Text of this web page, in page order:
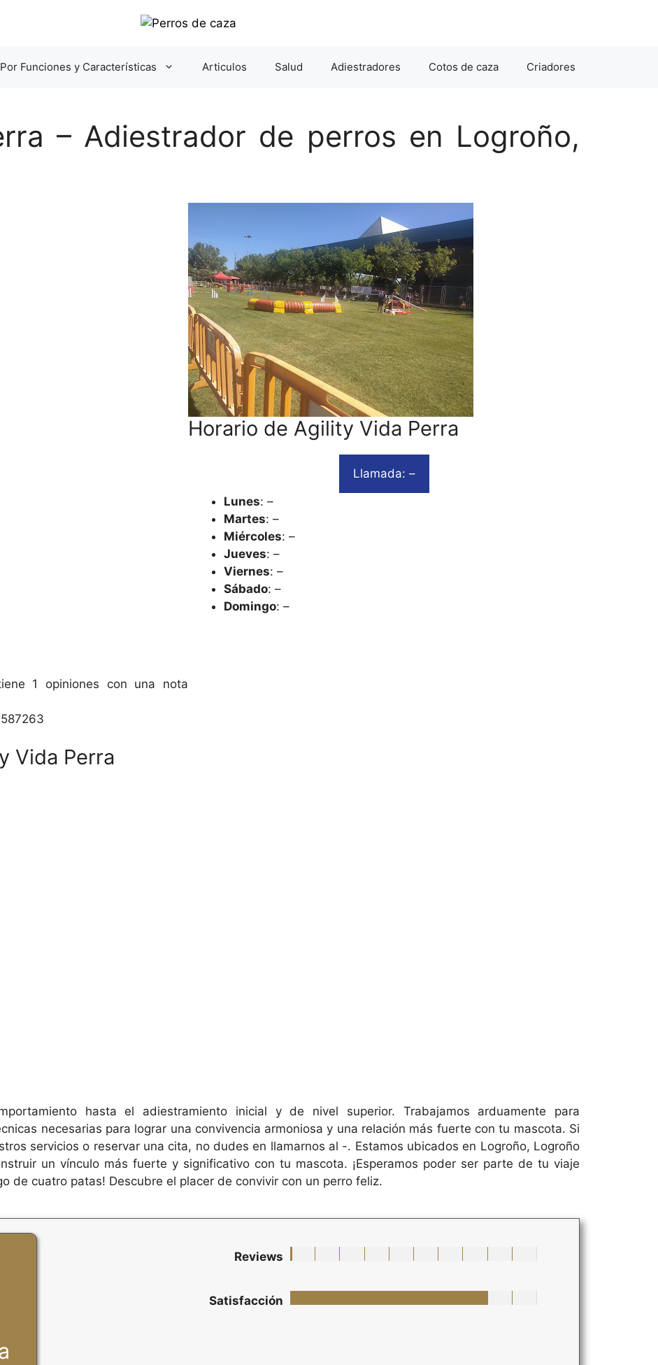
Por Funciones y Características Articulos Salud Adiestradores Cotos de caza Criadores
– Adiestrador de perros en Logroño,
1 opiniones con una nota
Vida Perra
Horario de Agility Vida Perra
Llamada: –
Lunes: –
Martes: –
Miércoles: –
Jueves: –
Viernes: –
Sábado: –
Domingo: –
hasta el adiestramiento inicial y de nivel superior. Trabajamos arduamente para
necesarias para lograr una convivencia armoniosa y una relación más fuerte con tu mascota. Si
servicios o reservar una cita, no dudes en llamarnos al -. Estamos ubicados en Logroño, Logroño
un vínculo más fuerte y significativo con tu mascota. ¡Esperamos poder ser parte de tu viaje
de cuatro patas! Descubre el placer de convivir con un perro feliz.
Reviews
Satisfacción